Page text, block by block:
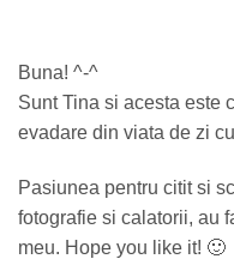
Buna! ^-^
Sunt Tina si acesta este
evadare din viata de zi
Pasiunea pentru citit si
fotografie si calatorii, au
meu. Hope you like it! 🙂